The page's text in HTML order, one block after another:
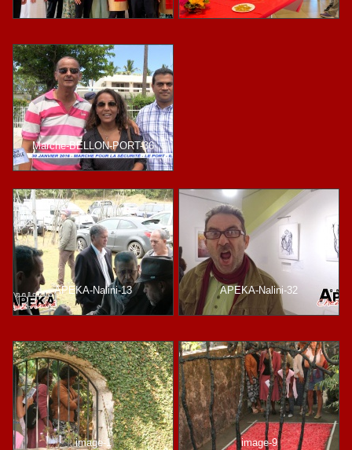
Marche-BELLON-PORT-36
APEKA-Nalini-13 APEKA-Nalini-32
image-1 image-9